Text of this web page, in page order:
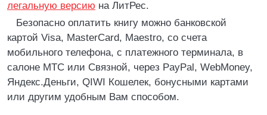
легальную версию на ЛитРес.
Безопасно оплатить книгу можно банковской
картой Visa, MasterCard, Maestro, со счета
мобильного телефона, с платежного терминала, в
салоне МТС или Связной, через PayPal, WebMoney,
Яндекс.Деньги, QIWI Кошелек, бонусными картами
или другим удобным Вам способом.